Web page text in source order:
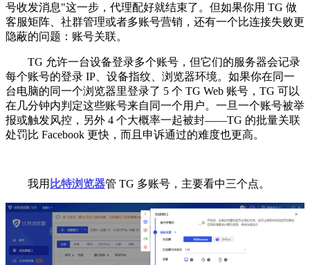
号收发消息"这一步，代理配好就结束了。但如果你用 TG 做
客服矩阵、社群管理或者多账号营销，还有一个比连接失败更
隐蔽的问题：账号关联。
TG 允许一台设备登录多个账号，但它们的服务器会记录
每个账号的登录 IP、设备指纹、浏览器环境。如果你在同一
台电脑的同一个浏览器里登录了 5 个 TG Web 账号，TG 可以
在几分钟内判定这些账号来自同一个用户。一旦一个账号被举
报或触发风控，另外 4 个大概率一起被封——TG 的批量关联
处罚比 Facebook 更快，而且申诉通过的难度也更高。
我用 比特浏览器管 TG 多账号，主要看中三个点。